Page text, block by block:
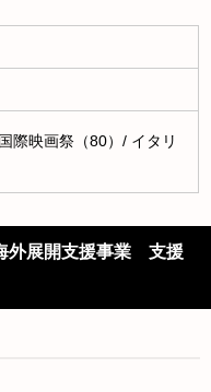
際映画祭（80）/ イタリ
外展開支援事業 支援